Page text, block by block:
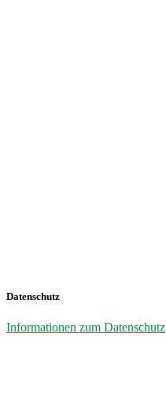
Datenschutz
Informationen zum Datenschutz